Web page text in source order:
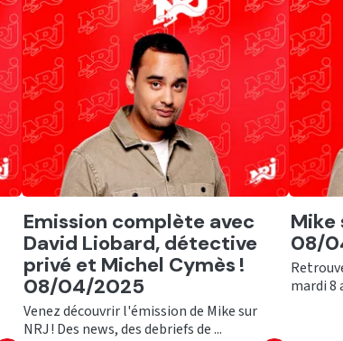
Ecouter
Emission complète avec
David Liobard, détective
privé et Michel Cymès !
08/04/2025
Venez découvrir l'émission de Mike sur
NRJ ! Des news, des debriefs de ...
Mike
08/
mardi 8